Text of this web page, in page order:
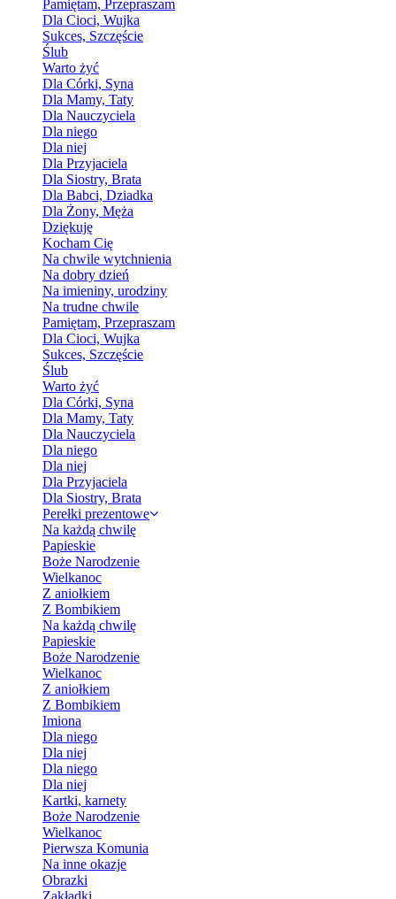
Pamiętam, Przepraszam
Dla Cioci, Wujka
Sukces, Szczęście
Ślub
Warto żyć
Dla Córki, Syna
Dla Mamy, Taty
Dla Nauczyciela
Dla niego
Dla niej
Dla Przyjaciela
Dla Siostry, Brata
Dla Babci, Dziadka
Dla Żony, Męża
Dziękuję
Kocham Cię
Na chwile wytchnienia
Na dobry dzień
Na imieniny, urodziny
Na trudne chwile
Pamiętam, Przepraszam
Dla Cioci, Wujka
Sukces, Szczęście
Ślub
Warto żyć
Dla Córki, Syna
Dla Mamy, Taty
Dla Nauczyciela
Dla niego
Dla niej
Dla Przyjaciela
Dla Siostry, Brata
Perełki prezentowe
Na każdą chwilę
Papieskie
Boże Narodzenie
Wielkanoc
Z aniołkiem
Z Bombikiem
Na każdą chwilę
Papieskie
Boże Narodzenie
Wielkanoc
Z aniołkiem
Z Bombikiem
Imiona
Dla niego
Dla niej
Dla niego
Dla niej
Kartki, karnety
Boże Narodzenie
Wielkanoc
Pierwsza Komunia
Na inne okazje
Obrazki
Zakładki